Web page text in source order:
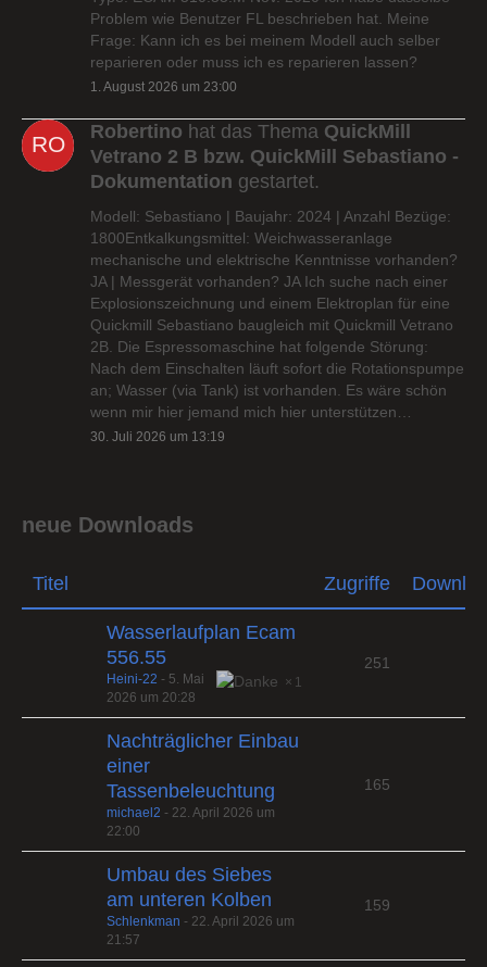
Problem wie Benutzer FL beschrieben hat. Meine
Frage: Kann ich es bei meinem Modell auch selber
reparieren oder muss ich es reparieren lassen?
1. August 2026 um 23:00
Robertino hat das Thema QuickMill
Vetrano 2 B bzw. QuickMill Sebastiano -
Dokumentation gestartet.
Modell: Sebastiano | Baujahr: 2024 | Anzahl Bezüge:
1800Entkalkungsmittel: Weichwasseranlage
mechanische und elektrische Kenntnisse vorhanden?
JA | Messgerät vorhanden? JA Ich suche nach einer
Explosionszeichnung und einem Elektroplan für eine
Quickmill Sebastiano baugleich mit Quickmill Vetrano
2B. Die Espressomaschine hat folgende Störung:
Nach dem Einschalten läuft sofort die Rotationspumpe
an; Wasser (via Tank) ist vorhanden. Es wäre schön
wenn mir hier jemand mich hier unterstützen…
30. Juli 2026 um 13:19
neue Downloads
Titel Zugriffe
Wasserlaufplan Ecam
556.55
1
Heini-22 - 5. Mai
2026 um 20:28
251
Nachträglicher Einbau
einer
Tassenbeleuchtung
michael2 - 22. April 2026 um
22:00
165
Umbau des Siebes
am unteren Kolben
Schlenkman - 22. April 2026 um
21:57
159